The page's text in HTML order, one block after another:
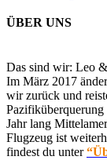
ÜBER UNS
Das sind wir: Leo
Im März 2017
wir zurück und
Jahr lang
Flugzeug ist
findest du unter